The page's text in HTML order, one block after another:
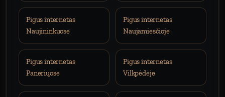
Pigus internetas
Naujininkuose
Pigus internetas
Naujamiesčioje
Pigus internetas
Paneriųose
Pigus internetas
Vilkpėdėje